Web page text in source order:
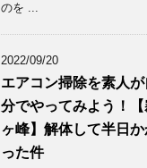
のを ...
2022/09/20
エアコン掃除を素人が
分でやってみよう！【
ヶ峰】解体して半日か
った件